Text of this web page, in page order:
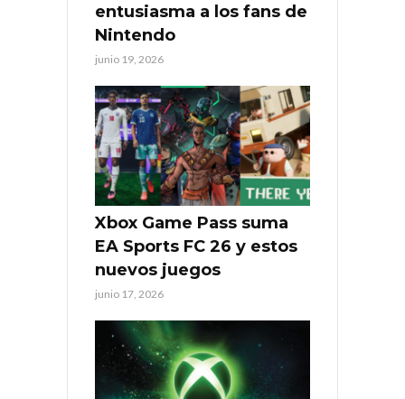
entusiasma a los fans de
Nintendo
junio 19, 2026
Xbox Game Pass suma
EA Sports FC 26 y estos
nuevos juegos
junio 17, 2026